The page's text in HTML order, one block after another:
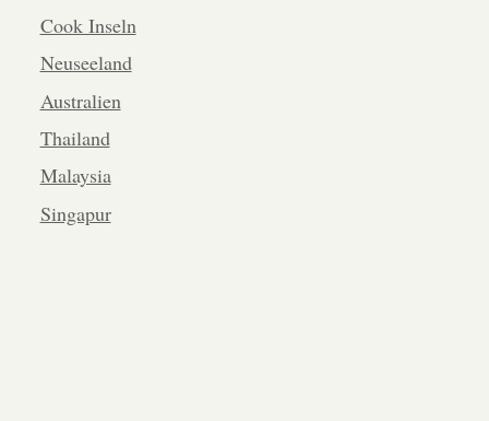
Cook Inseln
Neuseeland
Australien
Thailand
Malaysia
Singapur